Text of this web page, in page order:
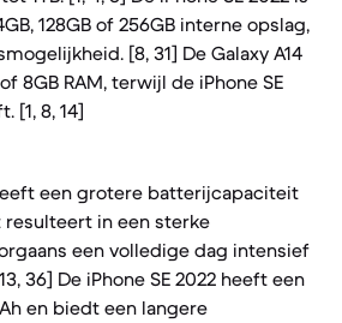
128GB of 256GB interne opslag,
[8, 31] De Galaxy A14
8GB RAM, terwijl de iPhone SE
[1, 8, 14]
een grotere batterijcapaciteit
resulteert in een sterke
een volledige dag intensief
36] De iPhone SE 2022 heeft een
en biedt een langere